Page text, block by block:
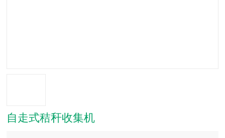
自走式秸秆收集机